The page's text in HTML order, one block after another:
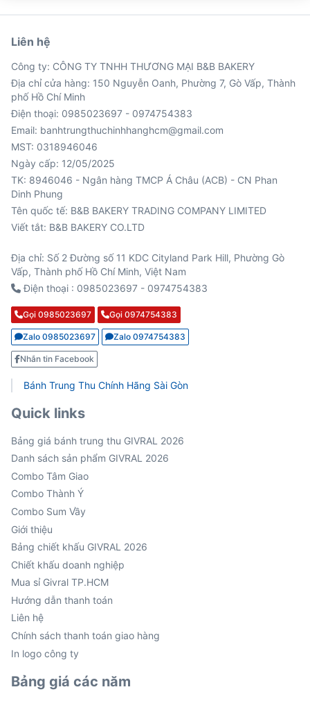
Liên hệ
Công ty: CÔNG TY TNHH THƯƠNG MẠI B&B BAKERY
Địa chỉ cửa hàng: 150 Nguyễn Oanh, Phường 7, Gò Vấp, Thành
phố Hồ Chí Minh
Điện thoại: 0985023697 - 0974754383
Email: banhtrungthuchinhhanghcm@gmail.com
MST: 0318946046
Ngày cấp: 12/05/2025
TK: 8946046 - Ngân hàng TMCP Á Châu (ACB) - CN Phan
Viết tắt: B&B BAKERY CO.LTD
Địa chỉ: Số 2 Đường số 11 KDC Cityland Park Hill, Phường Gò
Vấp, Thành phố Hồ Chí Minh, Việt Nam
Điện thoại : 0985023697 - 0974754383
Gọi 0985023697 Gọi 0974754383
Zalo 0985023697 Zalo 0974754383
Nhắn tin Facebook
Bánh Trung Thu Chính Hãng Sài Gòn
Quick links
Bảng giá bánh trung thu GIVRAL 2026
Danh sách sản phẩm GIVRAL 2026
Combo Tâm Giao
Combo Thành Ý
Combo Sum Vầy
Giới thiệu
Bảng chiết khấu GIVRAL 2026
Chiết khấu doanh nghiệp
Mua sỉ Givral TP.HCM
Hướng dẫn thanh toán
Liên hệ
Chính sách thanh toán giao hàng
In logo công ty
Bảng giá các năm